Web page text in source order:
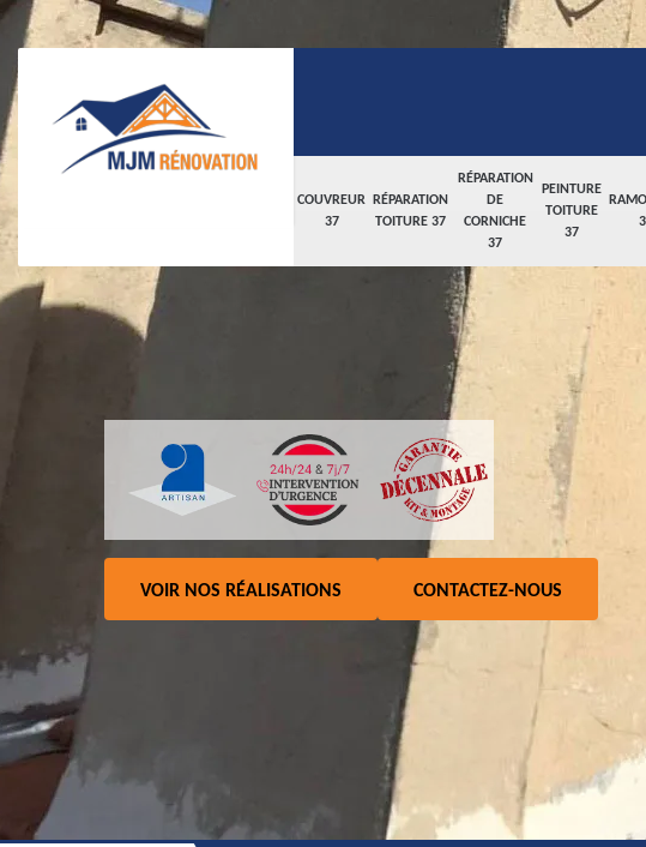
COUVREUR
37
RÉPARATION
TOITURE 37
RÉPARATION
DE
CORNICHE
37
PEINTURE
TOITURE
37
VOIR NOS RÉALISATIONS CONTACTEZ-NOUS